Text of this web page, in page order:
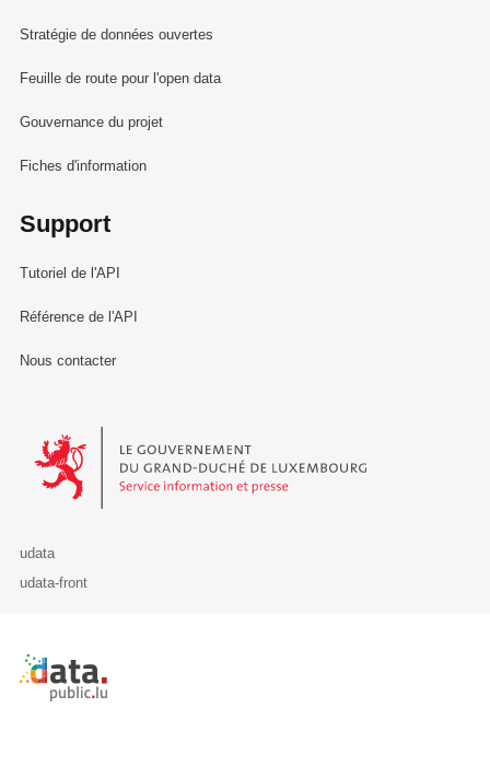
Stratégie de données ouvertes
Feuille de route pour l'open data
Gouvernance du projet
Fiches d'information
Support
Tutoriel de l'API
Référence de l'API
Nous contacter
Le Gouvernement du Grand-Duché de Luxembourg - Service
udata
udata-front
Retour à l'accueil de data.public.lu